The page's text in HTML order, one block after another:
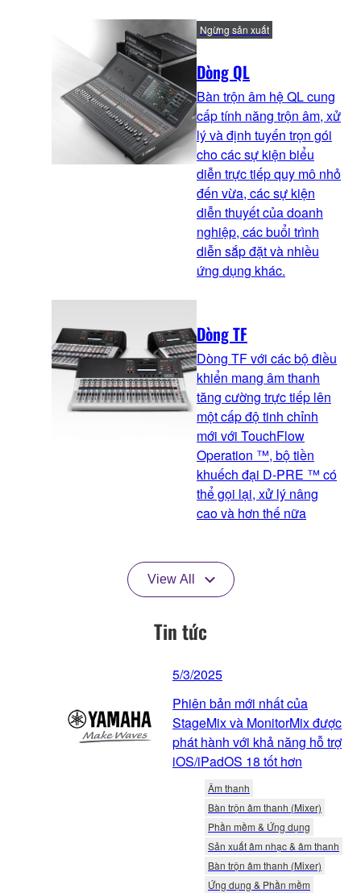
Dòng QL
Ngừng sản xuất
Bàn trộn âm hệ QL cung
cấp tính năng trộn âm, xử
lý và định tuyến trọn gói
cho các sự kiện biểu
diễn trực tiếp quy mô nhỏ
đến vừa, các sự kiện
diễn thuyết của doanh
nghiệp, các buổi trình
diễn sắp đặt và nhiều
ứng dụng khác.
Dòng TF
Dòng TF với các bộ điều
khiển mang âm thanh
tăng cường trực tiếp lên
một cấp độ tinh chỉnh
mới với TouchFlow
Operation ™, bộ tiền
khuếch đại D-PRE ™ có
thể gọi lại, xử lý nâng
cao và hơn thế nữa
View All
Tin tức
5/3/2025
Phiên bản mới nhất của
StageMix và MonitorMix được
phát hành với khả năng hỗ trợ
iOS/iPadOS 18 tốt hơn
Âm thanh
Bàn trộn âm thanh (Mixer)
Phần mềm & Ứng dụng
Sản xuất âm nhạc & âm thanh
Bàn trộn âm thanh (Mixer)
Ứng dụng & Phần mềm